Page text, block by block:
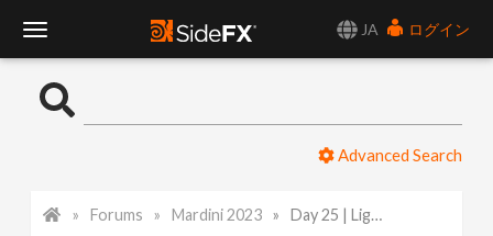
JA
ログイン
o
Advanced Search
Forums Mardini 2023 Day 25 | Light | Beam | Animation